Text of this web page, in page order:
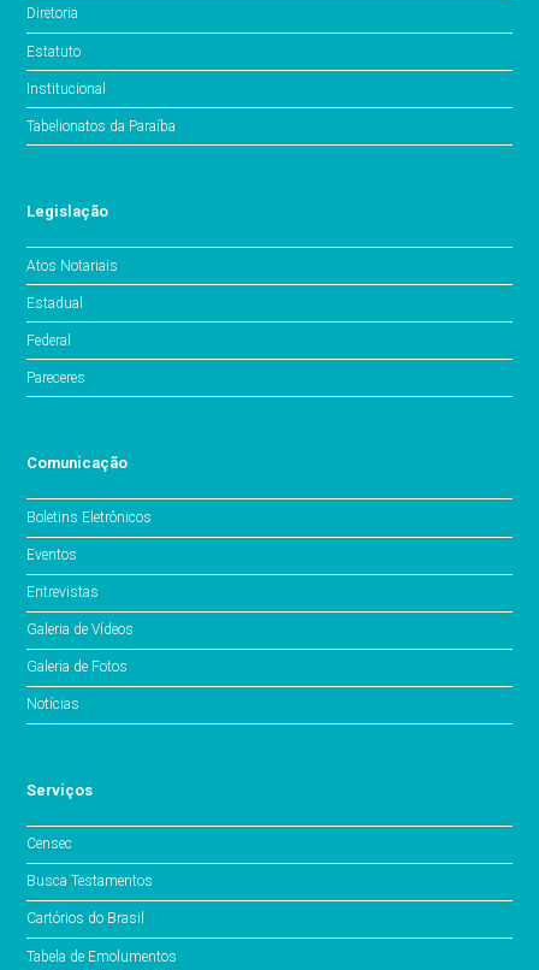
Diretoria
Estatuto
Institucional
Tabelionatos da Paraíba
Legislação
Atos Notariais
Estadual
Federal
Pareceres
Comunicação
Boletins Eletrônicos
Eventos
Entrevistas
Galeria de Vídeos
Galeria de Fotos
Notícias
Serviços
Censec
Busca Testamentos
Cartórios do Brasil
Tabela de Emolumentos